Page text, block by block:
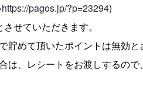
https://pagos.jp/?p=23294)
せていただきます。
貯めて頂いたポイントは無効と
は、レシートをお渡しするの